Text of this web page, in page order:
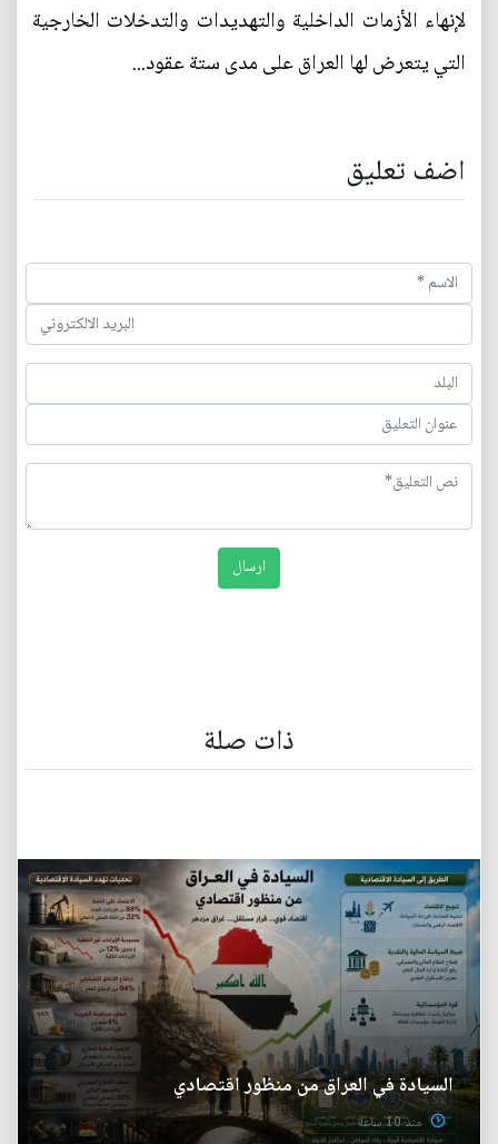
لإنهاء الأزمات الداخلية والتهديدات والتدخلات الخارجية
التي يتعرض لها العراق على مدى ستة عقود...
اضف تعليق
ذات صلة
السيادة في العراق من منظور اقتصادي
منذ 10 ساعة